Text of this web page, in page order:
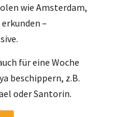
wie Amsterdam,
–
für eine Woche
beschippern, z.B.
oder Santorin.